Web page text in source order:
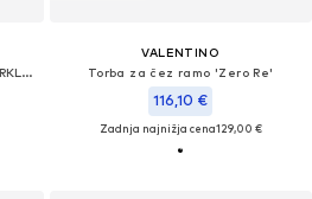
Torba za čez ramo 'SPECIAL WIRKLY'
VALENTINO
Torba za čez ramo 'Zero Re'
116,10 €
Zadnja najnižja cena129,00 €